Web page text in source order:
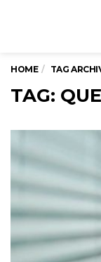
HOME TAG
TAG: